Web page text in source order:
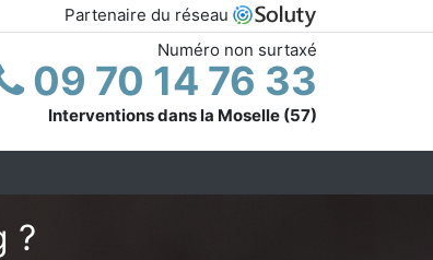
Partenaire du réseau
Numéro non surtaxé
09 70 14 76 33
Interventions dans la Moselle (57)
?